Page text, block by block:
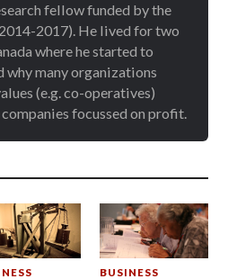
fellow funded by the
2017). He lived for two
where he started to
why many organizations
(e.g. co-operatives)
focussed on profit.
BUSINESS